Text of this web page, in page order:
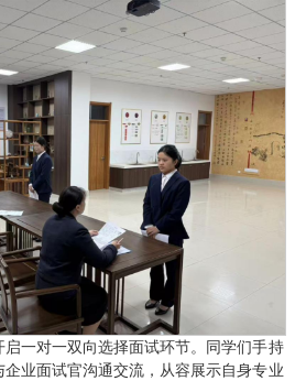
一对一双向选择面试环节。同学们手持
业面试官沟通交流，从容展示自身专业